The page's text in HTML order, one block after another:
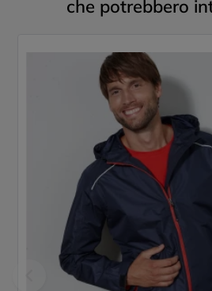
che potrebbero